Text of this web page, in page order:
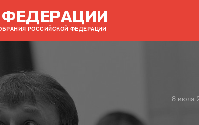
ФЕДЕРАЦИИ
РОССИЙСКОЙ ФЕДЕРАЦИИ
8 июля